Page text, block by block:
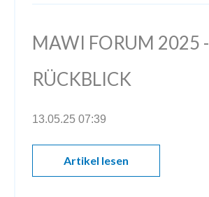
MAWI FORUM 2025 -
RÜCKBLICK
13.05.25 07:39
Artikel lesen